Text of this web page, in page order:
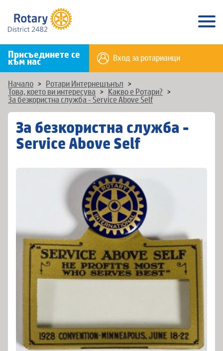
Присъединете се
към нас Вход за ротарианци
Начало > Ротари Интернешънъл
>
Това, което ви интересува
> Какво е Ротари?
>
За безкористна служба - Service Above Self
За безкористна служба -
Service Above Self